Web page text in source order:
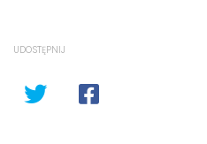
UDOSTĘPNIJ